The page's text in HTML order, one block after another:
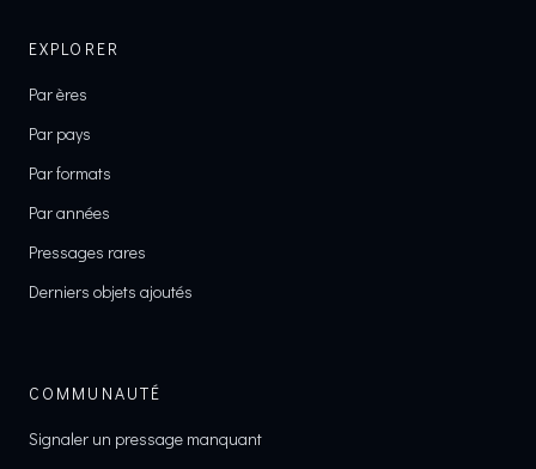
EXPLORER
Par ères
Par pays
Par formats
Par années
Pressages rares
Derniers objets ajoutés
COMMUNAUTÉ
Signaler un pressage manquant